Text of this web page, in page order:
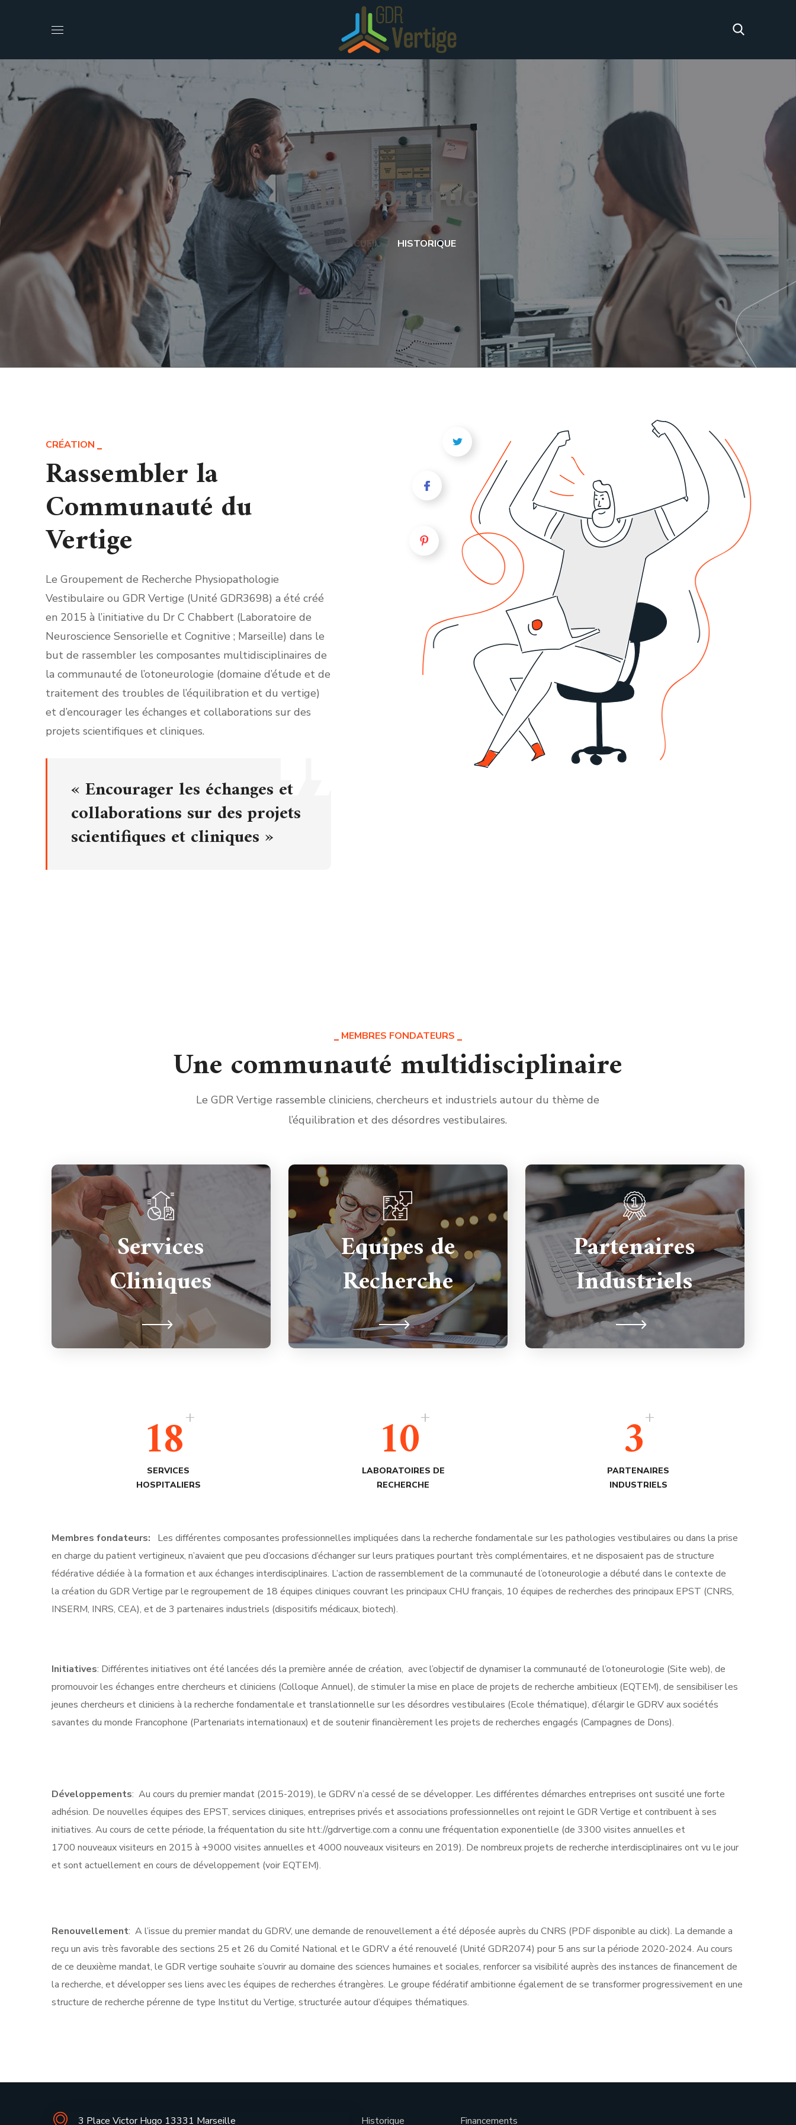
Historique
ACCUEIL HISTORIQUE
CRÉATION
Rassembler la
Communauté du
Vertige
Le Groupement de Recherche Physiopathologie
Vestibulaire ou GDR Vertige (Unité GDR3698) a été créé
en 2015 à l’initiative du Dr C Chabbert (Laboratoire de
Neuroscience Sensorielle et Cognitive ; Marseille) dans le
but de rassembler les composantes multidisciplinaires de
la communauté de l’otoneurologie (domaine d’étude et de
traitement des troubles de l’équilibration et du vertige)
et d’encourager les échanges et collaborations sur des
projets scientifiques et cliniques.
« Encourager les échanges et
collaborations sur des projets
scientifiques et cliniques »
MEMBRES FONDATEURS
Une communauté multidisciplinaire
Le GDR Vertige rassemble cliniciens, chercheurs et industriels autour du thème de
l’équilibration et des désordres vestibulaires.
Services
Cliniques
18 services ORL des principaux CHU
Français sont devenu membres du
GDRV à sa création en 2015
Equipes de
Recherche
10 équipes de recherche travaillant
sur les domaines périphériques et
centraux de la sphère vestibulaire
ont intégré le GDRV à sa création en
2015
Partenaires
Industriels
Les entreprises FRAMIRAL,
SYNAPSIS et SENSORION ont été
les premières à rejoindre le projet de
GDR Vertige. Depuis 2015 elles
soutiennent activement les
différentes initiatives du groupe.
18+
SERVICES
HOSPITALIERS
10+
LABORATOIRES DE
RECHERCHE
3+
PARTENAIRES
INDUSTRIELS
Membres fondateurs: Les différentes composantes professionnelles impliquées dans la recherche fondamentale sur les pathologies vestibulaires ou dans la prise
en charge du patient vertigineux, n’avaient que peu d’occasions d’échanger sur leurs pratiques pourtant très complémentaires, et ne disposaient pas de structure
fédérative dédiée à la formation et aux échanges interdisciplinaires. L’action de rassemblement de la communauté de l’otoneurologie a débuté dans le contexte de
la création du GDR Vertige par le regroupement de 18 équipes cliniques couvrant les principaux CHU français, 10 équipes de recherches des principaux EPST (CNRS,
INSERM, INRS, CEA), et de 3 partenaires industriels (dispositifs médicaux, biotech).
Initiatives: Différentes initiatives ont été lancées dés la première année de création, avec l’objectif de dynamiser la communauté de l’otoneurologie (Site web), de
promouvoir les échanges entre chercheurs et cliniciens (Colloque Annuel), de stimuler la mise en place de projets de recherche ambitieux (EQTEM), de sensibiliser les
jeunes chercheurs et cliniciens à la recherche fondamentale et translationnelle sur les désordres vestibulaires (Ecole thématique), d’élargir le GDRV aux sociétés
savantes du monde Francophone (Partenariats internationaux) et de soutenir financièrement les projets de recherches engagés (Campagnes de Dons).
Développements: Au cours du premier mandat (2015-2019), le GDRV n’a cessé de se développer. Les différentes démarches entreprises ont suscité une forte
adhésion. De nouvelles équipes des EPST, services cliniques, entreprises privés et associations professionnelles ont rejoint le GDR Vertige et contribuent à ses
initiatives. Au cours de cette période, la fréquentation du site htt://gdrvertige.com a connu une fréquentation exponentielle (de 3300 visites annuelles et
1700 nouveaux visiteurs en 2015 à +9000 visites annuelles et 4000 nouveaux visiteurs en 2019). De nombreux projets de recherche interdisciplinaires ont vu le jour
et sont actuellement en cours de développement (voir EQTEM).
Renouvellement: A l’issue du premier mandat du GDRV, une demande de renouvellement a été déposée auprès du CNRS (PDF disponible au click). La demande a
reçu un avis très favorable des sections 25 et 26 du Comité National et le GDRV a été renouvelé (Unité GDR2074) pour 5 ans sur la période 2020-2024. Au cours
de ce deuxième mandat, le GDR vertige souhaite s’ouvrir au domaine des sciences humaines et sociales, renforcer sa visibilité auprès des instances de financement de
la recherche, et développer ses liens avec les équipes de recherches étrangères. Le groupe fédératif ambitionne également de se transformer progressivement en une
structure de recherche pérenne de type Institut du Vertige, structurée autour d’équipes thématiques.
3 Place Victor Hugo 13331 Marseille Historique Financements